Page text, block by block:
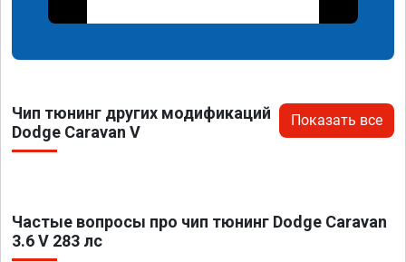
Чип тюнинг других модификаций
Dodge Caravan V
Показать все
Частые вопросы про чип тюнинг Dodge Caravan
3.6 V 283 лс